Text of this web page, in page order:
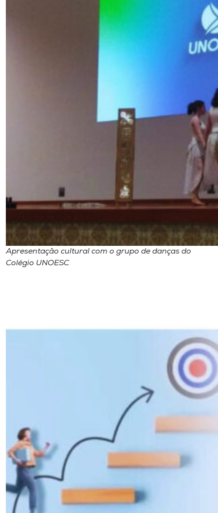
Apresentação cultural com o grupo de danças do
Colégio UNOESC